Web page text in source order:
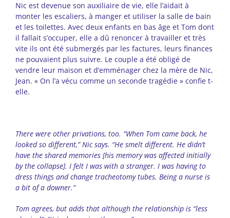
Nic est devenue son auxiliaire de vie, elle l’aidait à
monter les escaliers, à manger et utiliser la salle de bain
et les toilettes. Avec deux enfants en bas âge et Tom dont
il fallait s’occuper, elle a dû renoncer à travailler et très
vite ils ont été submergés par les factures, leurs finances
ne pouvaient plus suivre. Le couple a été obligé de
vendre leur maison et d’emménager chez la mère de Nic,
Jean. « On l’a vécu comme un seconde tragédie » confie t-
elle.
There were other privations, too. “When Tom came back, he
looked so different,” Nic says. “He smelt different. He didn’t
have the shared memories [his memory was affected initially
by the collapse]. I felt I was with a stranger. I was having to
dress things and change tracheotomy tubes. Being a nurse is
a bit of a downer.”
Tom agrees, but adds that although the relationship is “less